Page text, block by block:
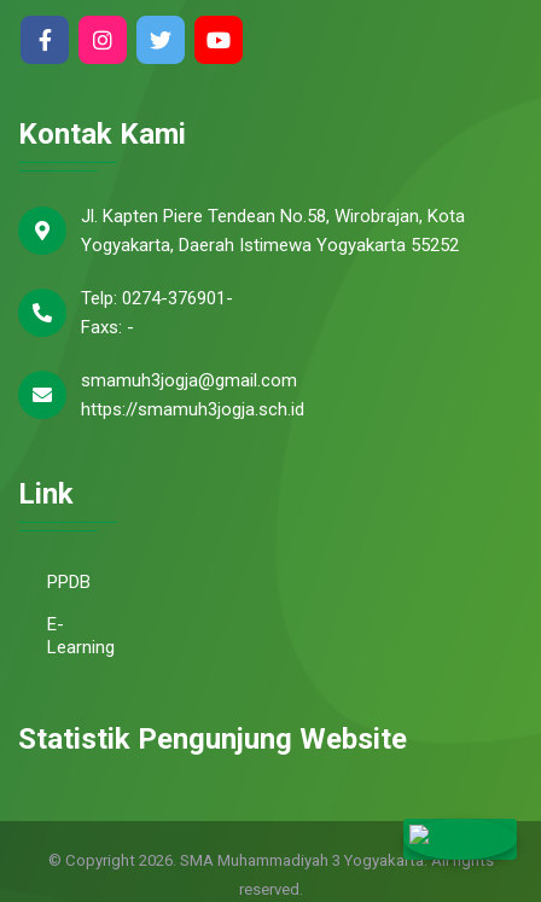
Kontak Kami
Jl. Kapten Piere Tendean No.58, Wirobrajan, Kota
Yogyakarta, Daerah Istimewa Yogyakarta 55252
Telp: 0274-376901-
Faxs: -
smamuh3jogja@gmail.com
https://smamuh3jogja.sch.id
Link
PPDB
E-
Learning
Statistik Pengunjung Website
© Copyright 2026. SMA Muhammadiyah 3 Yogyakarta. All rights
reserved.